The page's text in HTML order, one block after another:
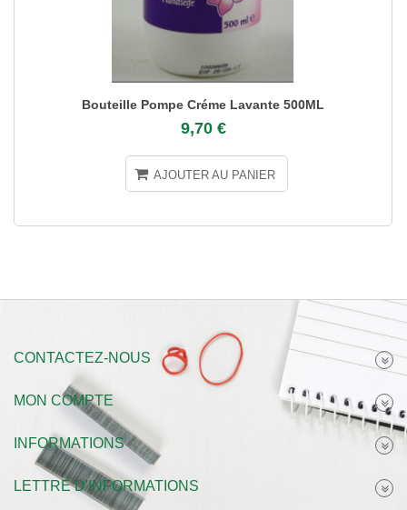
Bouteille Pompe Créme Lavante 500ML
9,70 €
AJOUTER AU PANIER
CONTACTEZ-NOUS
MON COMPTE
INFORMATIONS
LETTRE D'INFORMATIONS